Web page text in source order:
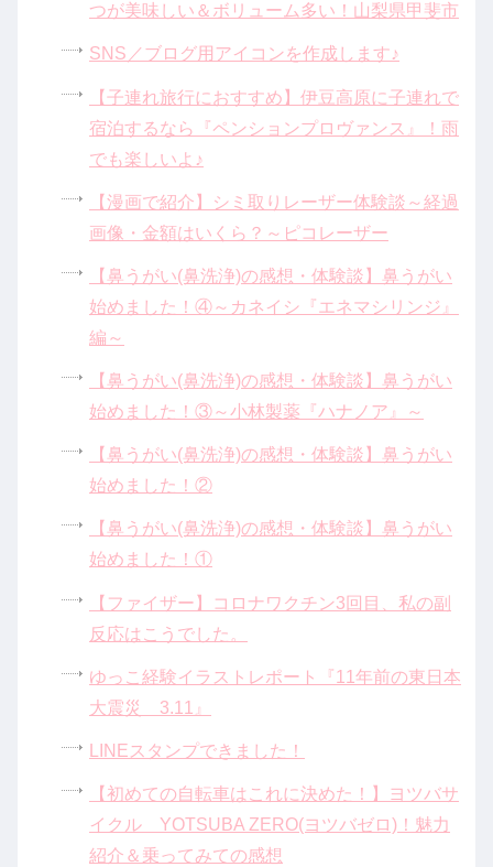
つが美味しい＆ボリューム多い！山梨県甲斐市
SNS／ブログ用アイコンを作成します♪
【子連れ旅行におすすめ】伊豆高原に子連れで
宿泊するなら『ペンションプロヴァンス』！雨
でも楽しいよ♪
【漫画で紹介】シミ取りレーザー体験談～経過
画像・金額はいくら？～ピコレーザー
【鼻うがい(鼻洗浄)の感想・体験談】鼻うがい
始めました！④～カネイシ『エネマシリンジ』
編～
【鼻うがい(鼻洗浄)の感想・体験談】鼻うがい
始めました！③～小林製薬『ハナノア』～
【鼻うがい(鼻洗浄)の感想・体験談】鼻うがい
始めました！②
【鼻うがい(鼻洗浄)の感想・体験談】鼻うがい
始めました！①
【ファイザー】コロナワクチン3回目、私の副
反応はこうでした。
ゆっこ経験イラストレポート『11年前の東日本
大震災 3.11』
LINEスタンプできました！
【初めての自転車はこれに決めた！】ヨツバサ
イクル YOTSUBA ZERO(ヨツバゼロ)！魅力
紹介＆乗ってみての感想